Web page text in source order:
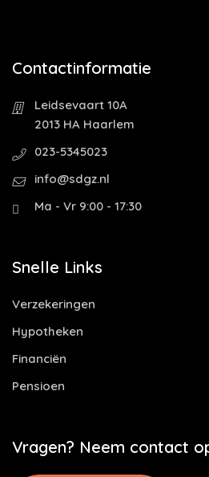
Contactinformatie
Leidsevaart 10A
2013 HA Haarlem
023-5345023
info@sdgz.nl
Ma - Vr 9:00 - 17:30
Snelle Links
Verzekeringen
Hypotheken
Financiën
Pensioen
Vragen? Neem contact